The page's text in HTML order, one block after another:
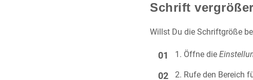
Schrift
Willst Du die Schriftgröße
Öffne die
Rufe den Bereich